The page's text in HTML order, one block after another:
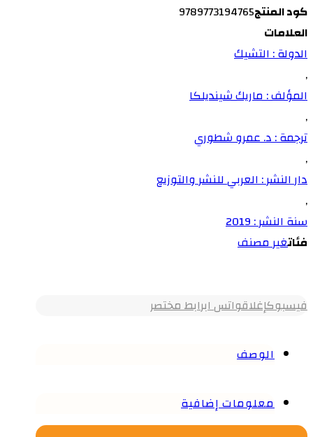
كود المنتج9789773194765
العلامات
الدولة : التشيك
,
المؤلف : ماريك شينديلكا
,
ترجمة : د. عمرو شطوري
,
دار النشر : العربي للنشر والتوزيع
,
سنة النشر : 2019
فئاتغير مصنف
فيسبوكإغلاقواتس ابرابط مختصر
الوصف
معلومات إضافية